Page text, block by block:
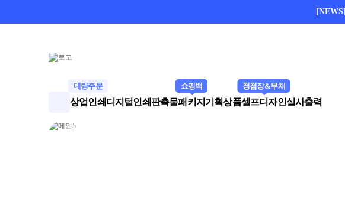
[NEWS]
상업인쇄
대량주문
디지털인쇄판촉물패키지
쇼핑백
기획상품셀프디자인
청첩장&부채
실사출력